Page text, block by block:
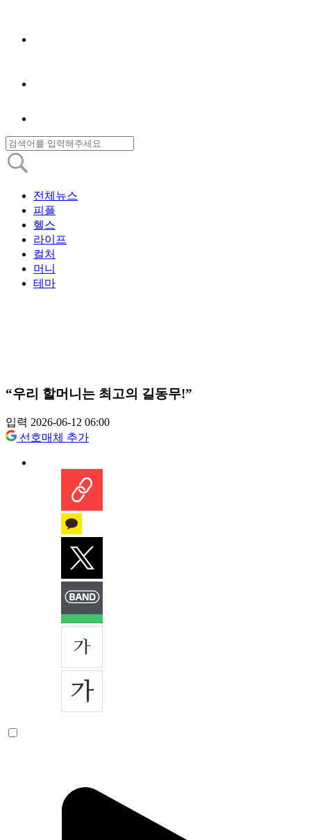
전체뉴스
피플
헬스
라이프
컬처
머니
테마
“우리 할머니는 최고의 길동무!”
입력 2026-06-12 06:00
선호매체 추가